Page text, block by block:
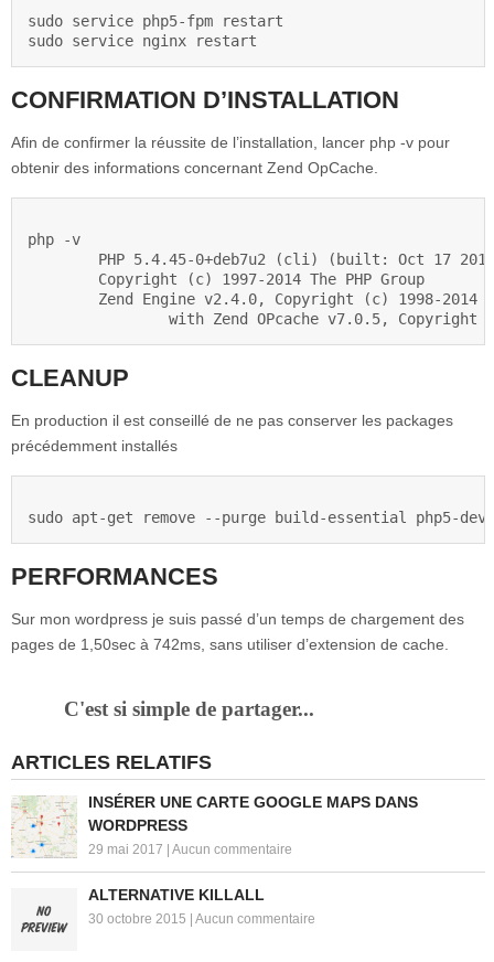
sudo service php5-fpm restart
CONFIRMATION D’INSTALLATION
Afin de confirmer la réussite de l’installation, lancer php -v pour
obtenir des informations concernant Zend OpCache.
php -v
CLEANUP
En production il est conseillé de ne pas conserver les packages
précédemment installés
PERFORMANCES
Sur mon wordpress je suis passé d’un temps de chargement des
pages de 1,50sec à 742ms, sans utiliser d’extension de cache.
C'est si simple de partager...
ARTICLES RELATIFS
INSÉRER UNE CARTE GOOGLE MAPS DANS
WORDPRESS
29 mai 2017 | Aucun commentaire
ALTERNATIVE KILLALL
30 octobre 2015 | Aucun commentaire